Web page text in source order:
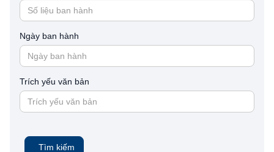
Ngày ban hành
Trích yếu văn bản
Tìm kiếm